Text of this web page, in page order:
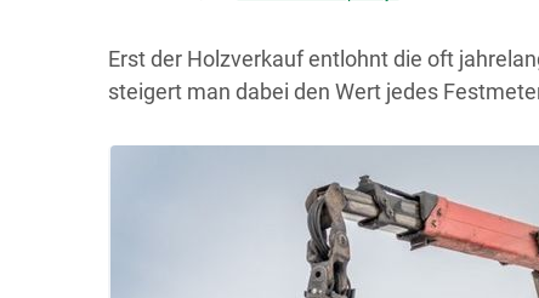
Erst der Holzverkauf entlohnt die oft
steigert man dabei den Wert jedes